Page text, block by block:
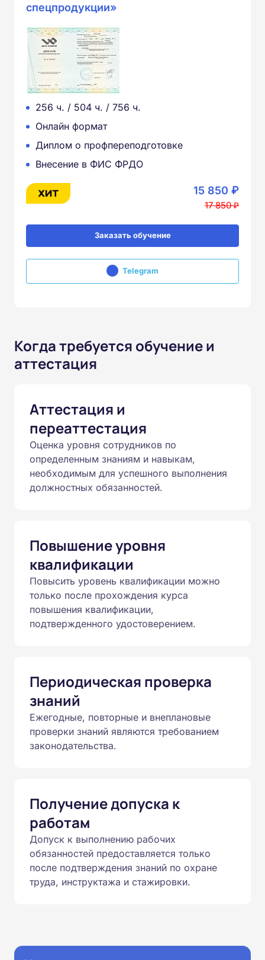
спецпродукции»
256 ч. / 504 ч. / 756 ч.
Онлайн формат
Диплом о профпереподготовке
Внесение в ФИС ФРДО
15 850 ₽
17 850 ₽
Заказать обучение
Telegram
Когда требуется обучение и
аттестация
Аттестация и
переаттестация
Оценка уровня сотрудников по
определенным знаниям и навыкам,
необходимым для успешного выполнения
должностных обязанностей.
Повышение уровня
квалификации
Повысить уровень квалификации можно
только после прохождения курса
повышения квалификации,
подтвержденного удостоверением.
Периодическая проверка
знаний
Ежегодные, повторные и внеплановые
проверки знаний являются требованием
законодательства.
Получение допуска к
работам
Допуск к выполнению рабочих
обязанностей предоставляется только
после подтверждения знаний по охране
труда, инструктажа и стажировки.